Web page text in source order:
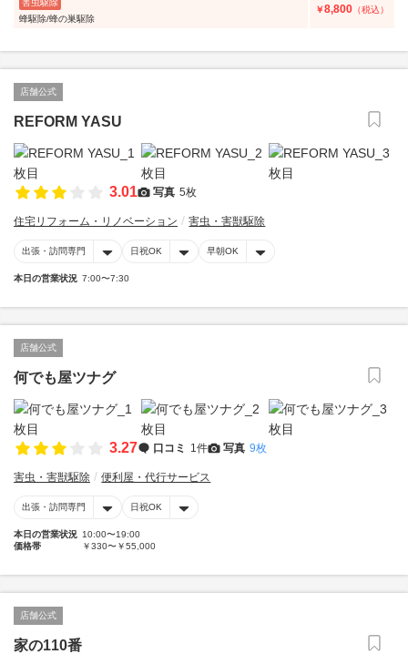
害虫駆除
蜂駆除/蜂の巣駆除
￥8,800 （税込）
店舗公式
REFORM YASU
3.01 写真 5枚
住宅リフォーム・リノベーション 害虫・害獣駆除
出張・訪問専門 日祝OK 早朝OK
本日の営業状況 7:00〜7:30
店舗公式
何でも屋ツナグ
3.27 口コミ 1件 写真 9枚
害虫・害獣駆除 便利屋・代行サービス
出張・訪問専門 日祝OK
本日の営業状況 10:00〜19:00
価格帯
￥330〜￥55,000
店舗公式
家の110番